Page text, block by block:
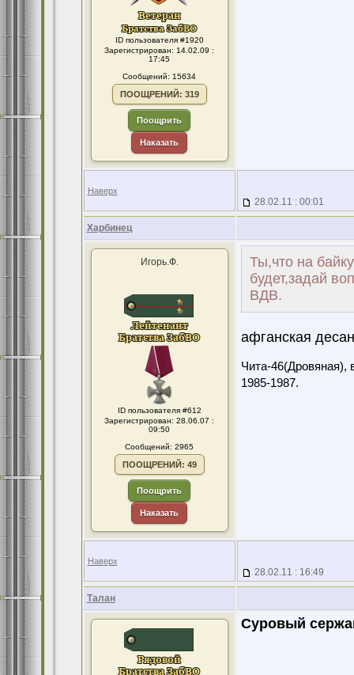
ID пользователя #1920
Зарегистрирован: 14.02.09 :
17:45
Сообщений: 15634
ПООЩРЕНИЙ: 319
Поощрить
Наказать
Наверх
28.02.11 : 00:01
Харбинец
Игорь.Ф.
ID пользователя #612
Зарегистрирован: 28.06.07 :
09:50
Сообщений: 2965
ПООЩРЕНИЙ: 49
Поощрить
Наказать
Ты,что на
будет,задай
ВДВ.
афганская
Чита-46(Дровяная),
1985-1987.
Наверх
28.02.11 : 16:49
Талан
Суровый